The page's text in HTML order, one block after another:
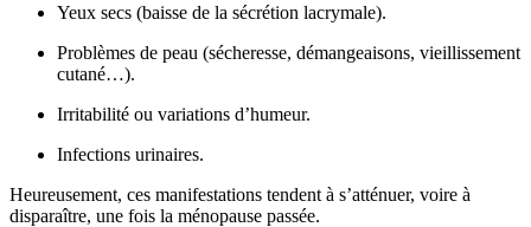
Yeux secs (baisse de la sécrétion lacrymale).
Problèmes de peau (sécheresse, démangeaisons, vieillissement
cutané…).
Irritabilité ou variations d’humeur.
Infections urinaires.
Heureusement, ces manifestations tendent à s’atténuer, voire à
disparaître, une fois la ménopause passée.